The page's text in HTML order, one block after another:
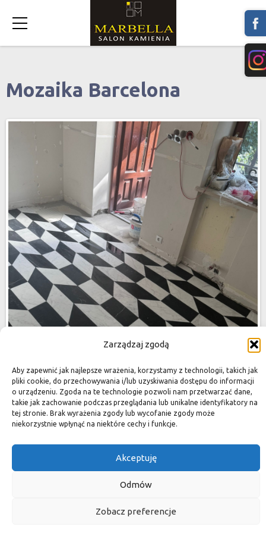
Zarządzaj zgodą
Aby zapewnić jak najlepsze wrażenia, korzystamy z technologii, takich jak
pliki cookie, do przechowywania i/lub uzyskiwania dostępu do informacji
o urządzeniu. Zgoda na te technologie pozwoli nam przetwarzać dane,
takie jak zachowanie podczas przeglądania lub unikalne identyfikatory na
tej stronie. Brak wyrażenia zgody lub wycofanie zgody może
niekorzystnie wpłynąć na niektóre cechy i funkcje.
Akceptuję
Odmów
Zobacz preferencje
Mozaika Barcelona